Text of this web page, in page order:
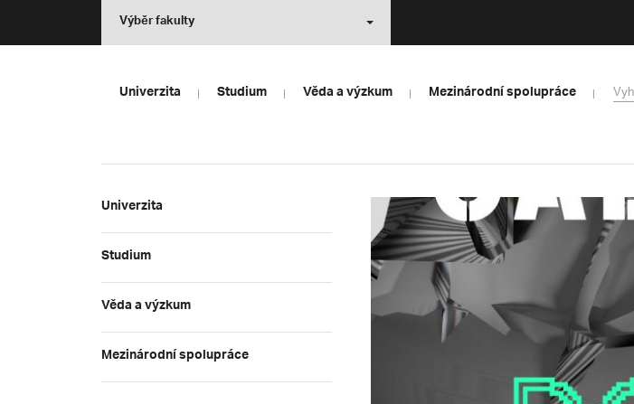
Výběr fakulty
Univerzita Studium Věda a výzkum Mezinárodní spolupráce
Univerzita
Studium
Věda a výzkum
Mezinárodní spolupráce